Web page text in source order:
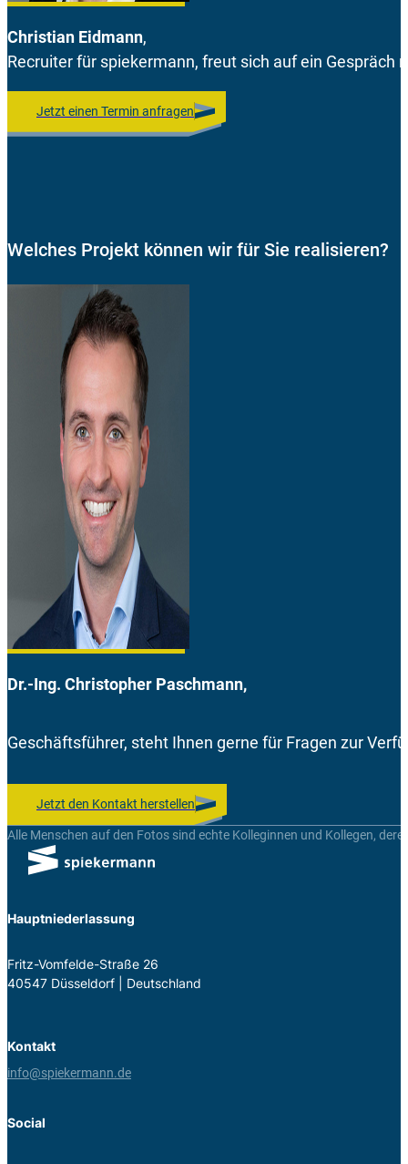
Christian Eidmann,
Recruiter für spiekermann, freut sich auf ein Gespräch
Jetzt einen Termin anfragen
Welches Projekt können wir für Sie realisieren?
Dr.-Ing. Christopher Paschmann,
Geschäftsführer, steht Ihnen gerne für Fragen zur
Jetzt den Kontakt herstellen
Alle Menschen auf den Fotos sind echte Kolleginnen und Kollegen,
Hauptniederlassung
Fritz-Vom­felde-Straße 26
40547 Düs­sel­dorf | Deutsch­land
Kontakt
info@spiekermann.de
Social